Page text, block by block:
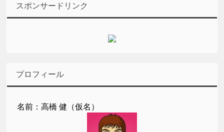
スポンサードリンク
プロフィール
名前：高橋 健（仮名）